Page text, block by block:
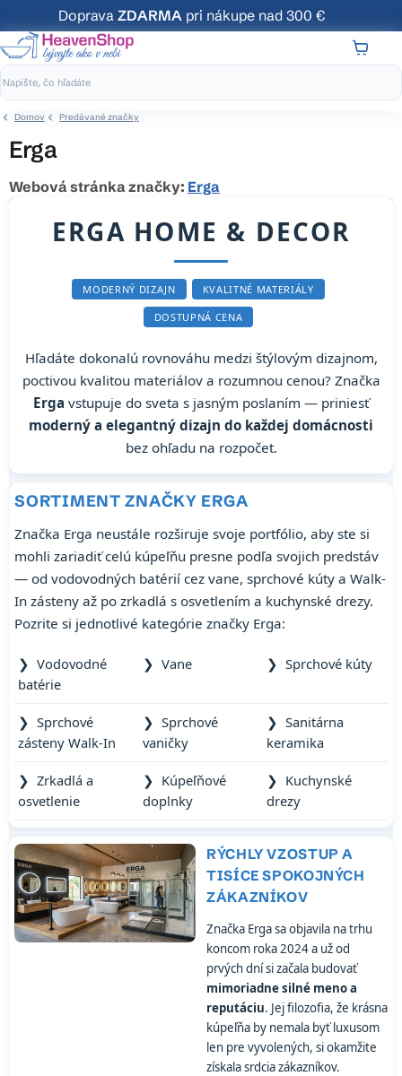
na
obsah
Doprava ZDARMA pri nákupe nad 300 €
Domov Predávané značky
Erga
Webová stránka značky: Erga
ERGA HOME & DECOR
MODERNÝ DIZAJN KVALITNÉ MATERIÁLY
DOSTUPNÁ CENA
Hľadáte dokonalú rovnováhu medzi štýlovým dizajnom,
poctivou kvalitou materiálov a rozumnou cenou? Značka
Erga vstupuje do sveta s jasným poslaním — priniesť
moderný a elegantný dizajn do každej domácnosti
bez ohľadu na rozpočet.
SORTIMENT ZNAČKY ERGA
Značka Erga neustále rozširuje svoje portfólio, aby ste si
mohli zariadiť celú kúpeľňu presne podľa svojich predstáv
— od vodovodných batérií cez vane, sprchové kúty a Walk-
In zásteny až po zrkadlá s osvetlením a kuchynské drezy.
Pozrite si jednotlivé kategórie značky Erga:
❯ Vodovodné
batérie
❯ Vane ❯ Sprchové kúty
❯ Sprchové
zásteny Walk-In
❯ Sprchové
vaničky
❯ Sanitárna
keramika
❯ Zrkadlá a
osvetlenie
❯ Kúpeľňové
doplnky
❯ Kuchynské
drezy
RÝCHLY VZOSTUP A
TISÍCE SPOKOJNÝCH
ZÁKAZNÍKOV
Značka Erga sa objavila na trhu
koncom roka 2024 a už od
prvých dní si začala budovať
mimoriadne silné meno a
reputáciu. Jej filozofia, že krásna
kúpeľňa by nemala byť luxusom
len pre vyvolených, si okamžite
získala srdcia zákazníkov.